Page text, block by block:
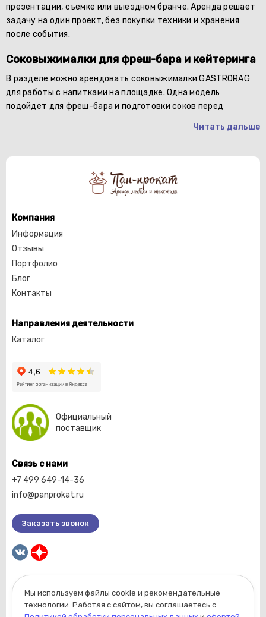
презентации, съемке или выездном бранче. Аренда решает
задачу на один проект, без покупки техники и хранения
после события.
Соковыжималки для фреш-бара и кейтеринга
В разделе можно арендовать соковыжималки GASTRORAG
для работы с напитками на площадке. Одна модель
подойдет для фреш-бара и подготовки соков перед
Читать дальше
2026 © Компания «Пан прокат».
Компания
Информация
Отзывы
Портфолио
Блог
Контакты
Направления деятельности
Каталог
Официальный
поставщик
Связь с нами
+7 499 649-14-36
info@panprokat.ru
Заказать звонок
Мы используем файлы cookie и рекомендательные
технологии. Работая с сайтом, вы соглашаетесь с